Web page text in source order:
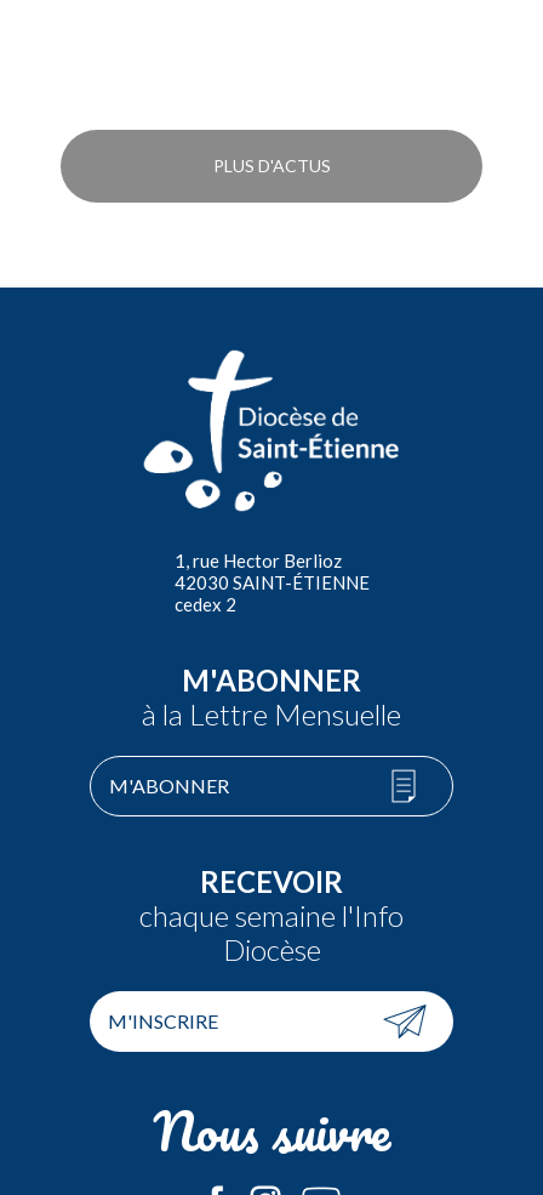
PLUS D'ACTUS
1, rue Hector Berlioz
42030 SAINT-ÉTIENNE
cedex 2
M'ABONNER
à la Lettre Mensuelle
M'ABONNER
RECEVOIR
chaque semaine l'Info
Diocèse
M'INSCRIRE
Nous suivre